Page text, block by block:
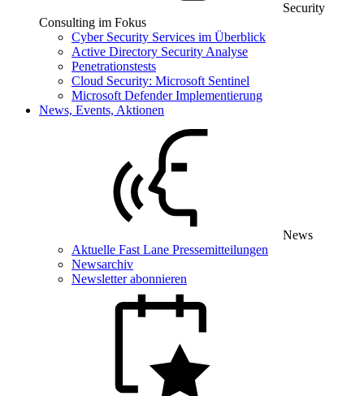
Security
Consulting im Fokus
Cyber Security Services im Überblick
Active Directory Security Analyse
Penetrationstests
Cloud Security: Microsoft Sentinel
Microsoft Defender Implementierung
News, Events, Aktionen
News
Aktuelle Fast Lane Pressemitteilungen
Newsarchiv
Newsletter abonnieren